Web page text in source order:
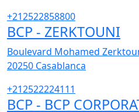
+212522858800
BCP - ZERKTOUNI
Boulevard Mohamed
20250 Casablanca
+212522224111
BCP - BCP